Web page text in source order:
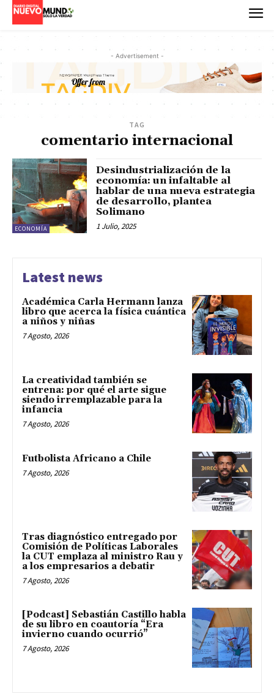
- Advertisement -
TAG
comentario internacional
ECONOMÍA
Desindustrialización de la
economía: un infaltable al
hablar de una nueva estrategia
de desarrollo, plantea
Solimano
1 Julio, 2025
Latest news
Académica Carla Hermann lanza
libro que acerca la física cuántica
a niños y niñas
7 Agosto, 2026
La creatividad también se
entrena: por qué el arte sigue
siendo irremplazable para la
infancia
7 Agosto, 2026
Futbolista Africano a Chile
7 Agosto, 2026
Tras diagnóstico entregado por
Comisión de Políticas Laborales
la CUT emplaza al ministro Rau y
a los empresarios a debatir
7 Agosto, 2026
[Podcast] Sebastián Castillo habla
de su libro en coautoría “Era
invierno cuando ocurrió”
7 Agosto, 2026